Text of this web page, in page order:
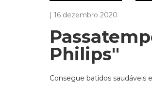
| 16 dezembro 2020
Philips"
Consegue batidos saudáveis